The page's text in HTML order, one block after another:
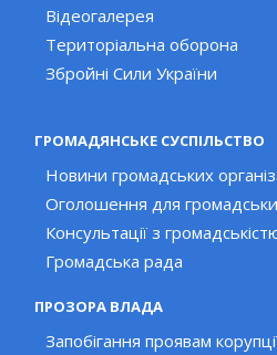
Відеогалерея
Територіальна оборона
Збройні Сили України
ГРОМАДЯНСЬКЕ СУСПІЛЬСТВО
Новини громадських
Оголошення для
Консультації з
Громадська рада
ПРОЗОРА ВЛАДА
Запобігання проявам